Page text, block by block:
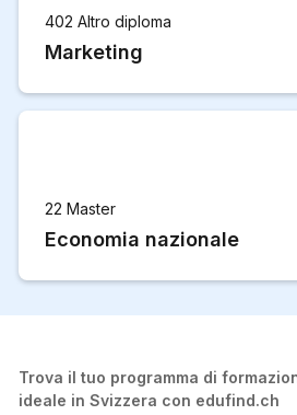
402 Altro diploma
Marketing
22 Master
Economia nazionale
Trova il tuo programma di
ideale in Svizzera con edufind.ch